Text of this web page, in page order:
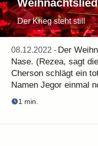
Der Krieg steht still
08.12.2022 - Der
Nase. (Rezea, sagt
Cherson schlägt ein
Namen Jegor einmal
1 min.